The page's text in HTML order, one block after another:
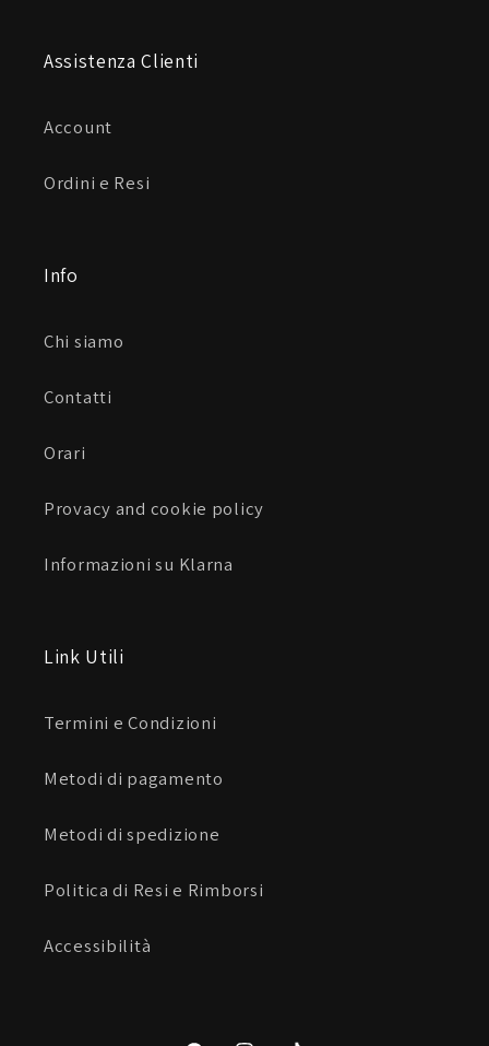
Assistenza Clienti
Account
Ordini e Resi
Info
Chi siamo
Contatti
Orari
Provacy and cookie policy
Informazioni su Klarna
Link Utili
Termini e Condizioni
Metodi di pagamento
Metodi di spedizione
Politica di Resi e Rimborsi
Accessibilità